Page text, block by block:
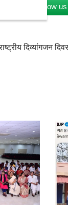
Follow us
दिव्यांगजन